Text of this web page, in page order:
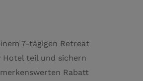
7-tägigen Retreat
Hotel teil und sichern
Rabatt